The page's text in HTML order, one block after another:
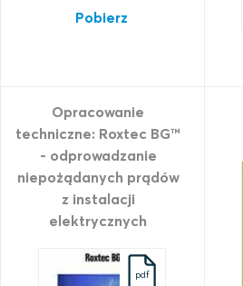
Pobierz
Opracowanie
techniczne: Roxtec BG™
- odprowadzanie
niepożądanych prądów
z instalacji
elektrycznych
pdf